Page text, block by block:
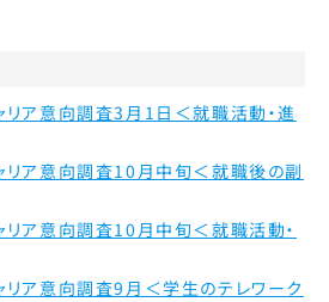
ア意向調査3月1日＜就職活動・進
ア意向調査10月中旬＜就職後の副
ア意向調査10月中旬＜就職活動・
ア意向調査9月＜学生のテレワーク